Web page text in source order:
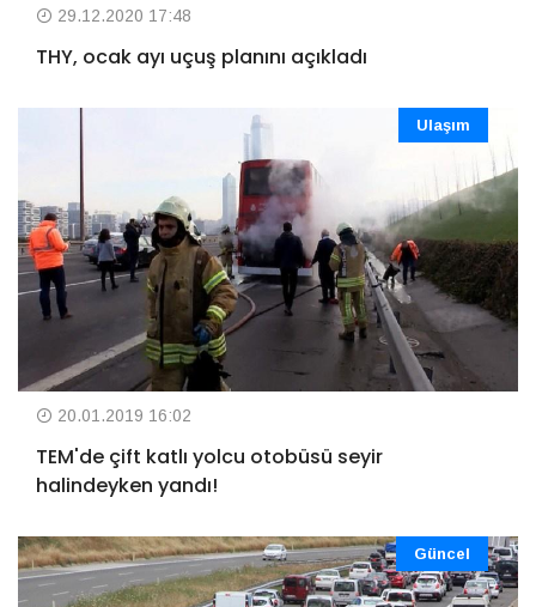
29.12.2020 17:48
THY, ocak ayı uçuş planını açıkladı
Ulaşım
20.01.2019 16:02
TEM'de çift katlı yolcu otobüsü seyir
halindeyken yandı!
Güncel